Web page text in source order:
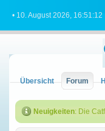
• 10. August 2026, 16:51:12
Übersicht Forum
Neuigkeiten: Die